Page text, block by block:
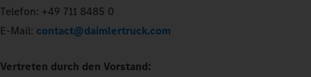
Telefon: +49 711 8485 0
E-Mail: contact@daimlertruck.com
Vertreten durch den Vorstand: